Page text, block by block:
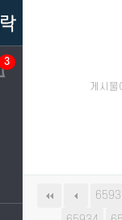
3
게시물